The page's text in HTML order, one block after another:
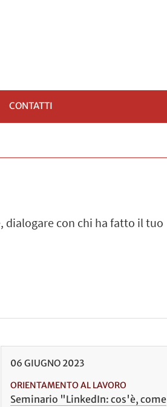
CONTATTI
con chi ha fatto il tuo
06 GIUGNO 2023
ORIENTAMENTO AL LAVORO
Seminario "LinkedIn: cos'è, come